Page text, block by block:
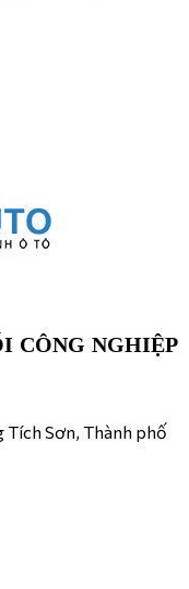
CÔNG NGHIỆP
Sơn, Thành phố